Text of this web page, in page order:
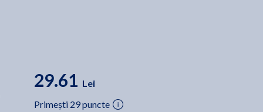
29.61 Lei
Primești 29 puncte